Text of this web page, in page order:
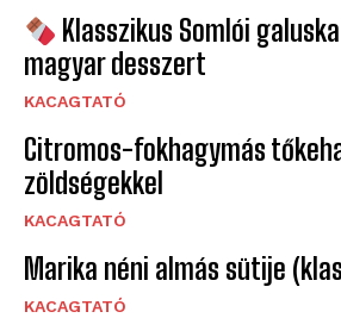
Klasszikus Somlói
magyar desszert
KACAGTATÓ
Citromos-fokhagymás
zöldségekkel
KACAGTATÓ
Marika néni almás sütije
KACAGTATÓ